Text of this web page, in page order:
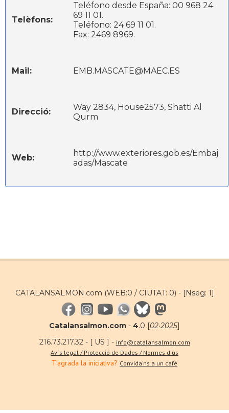
Telèfons:
Teléfono desde España: 00 968 24
69 11 01.
Teléfono: 24 69 11 01.
Fax: 2469 8969.
Mail: EMB.MASCATE@MAEC.ES
Direcció:
Way 2834, House2573, Shatti Al
Qurm
Web:
http://www.exteriores.gob.es/Embaj
adas/Mascate
CATALANSALMON.com (WEB:0 / CIUTAT: 0) - [Nseg: 1]
Catalansalmon.com - 4.0 [02·2025]
216.73.217.32 - [ US ] - info@catalansalmon.com
Avís legal / Protecció de Dades / Normes d'ús
T'agrada la iniciativa? Convida'ns a un café